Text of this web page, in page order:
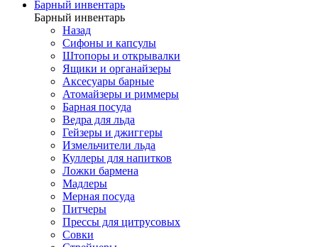
Барный инвентарь
Барный инвентарь
Назад
Сифоны и капсулы
Штопоры и открывалки
Ящики и органайзеры
Аксесуары барные
Атомайзеры и риммеры
Барная посуда
Ведра для льда
Гейзеры и джиггеры
Измельчители льда
Куллеры для напитков
Ложки бармена
Мадлеры
Мерная посуда
Питчеры
Прессы для цитрусовых
Совки